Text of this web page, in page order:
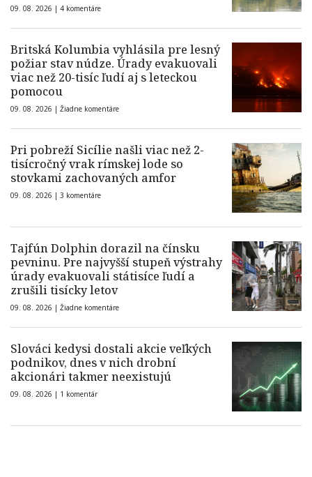
09. 08. 2026 | 4 komentáre
Britská Kolumbia vyhlásila pre lesný
požiar stav núdze. Úrady evakuovali
viac než 20-tisíc ľudí aj s leteckou
pomocou
09. 08. 2026 | Žiadne komentáre
Pri pobreží Sicílie našli viac než 2-
tisícročný vrak rímskej lode so
stovkami zachovaných amfor
09. 08. 2026 | 3 komentáre
Tajfún Dolphin dorazil na čínsku
pevninu. Pre najvyšší stupeň výstrahy
úrady evakuovali státisíce ľudí a
zrušili tisícky letov
09. 08. 2026 | Žiadne komentáre
Slováci kedysi dostali akcie veľkých
podnikov, dnes v nich drobní
akcionári takmer neexistujú
09. 08. 2026 | 1 komentár